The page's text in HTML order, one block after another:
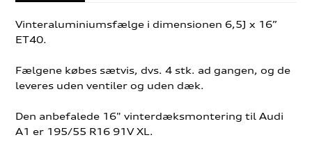
Vinteraluminiumsfælge i dimensionen 6,5J x 16”
ET40.
Fælgene købes sætvis, dvs. 4 stk. ad gangen, og de
leveres uden ventiler og uden dæk.
Den anbefalede 16" vinterdæksmontering til Audi
A1 er 195/55 R16 91V XL.